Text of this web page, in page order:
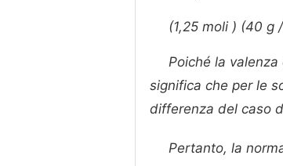
(1,25 moli ) (40 g
Poiché la
significa che per le
differenza del caso
Pertanto, la